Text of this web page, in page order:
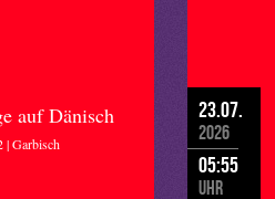
auf Dänisch
| Garbisch
23.07.
2026
05:55
Uhr